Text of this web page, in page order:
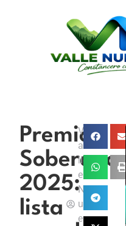
Premios
Soberano
2025:
lista
V
a
ll
e
N
u
e